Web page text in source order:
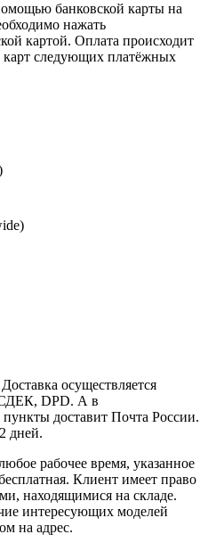
банковской карты на
нажать
картой. Оплата происходит
карт следующих платёжных
осуществляется
DPD. А в
доставит Почта России.
дней.
рабочее время, указанное
Клиент имеет право
находящимися на складе.
интересующих моделей
на адрес.